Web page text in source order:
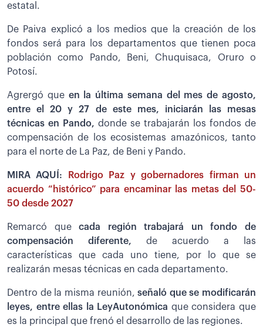
estatal.
De Paiva explicó a los medios que la creación de los
fondos será para los departamentos que tienen poca
población como Pando, Beni, Chuquisaca, Oruro o
Potosí.
Agrergó queen la última semana del mes de agosto,
entre el 20 y 27 de este mes, iniciarán las mesas
técnicas en Pando, donde se trabajarán los fondos de
compensación de los ecosistemas amazónicos, tanto
para el norte de La Paz, de Beni y Pando.
MIRA AQUÍ:
Rodrigo Paz y gobernadores firman un
acuerdo “histórico” para encaminar las metas del 50-
50 desde 2027
Remarcó quecada región trabajará un fondo de
compensación diferente, de acuerdo a las
características que cada uno tiene, por lo que se
realizarán mesas técnicas en cada departamento.
Dentro de la misma reunión, señaló que se modificarán
leyes, entre ellas la LeyAutonómica que considera que
es la principal que frenó el desarrollo de las regiones.